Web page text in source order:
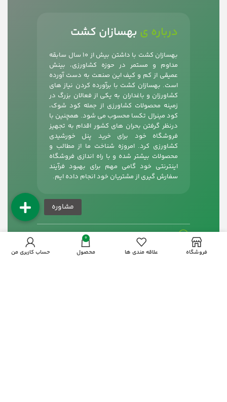
درباره ی بهسازان کشت
بهسازان کشت با داشتن بیش از 10 سال سابقه
مداوم و مستمر در حوزه کشاورزی، بینش
عمیقی از کم و کیف این صنعت به دست آورده
است. بهسازان کشت با برآورده کردن نیاز های
کشاورزان و باغداران به یکی از فعالان بزرگ در
زمینه محصولات کشاورزی از جمله کود شوک،
کود مینرال تکسا محسوب می شود. همچنین با
درنظر گرفتن بحران های کشور اقدام به تجهیز
فروشگاه خود برای خرید پنل خورشیدی
کشاورزی کرد. امروزه شناخت ما از مطالب و
محصولات بیشتر شده و با راه اندازی فروشگاه
اینترنتی خود گامی مهم برای بهبود فرآیند
سفارش گیری از مشتریان خود انجام داده ایم.
فارس اقلید بلوار مطهری
شماره تماس:09173523871
فروشگاه علاقه مندی ها
0
محصول حساب کاربری من